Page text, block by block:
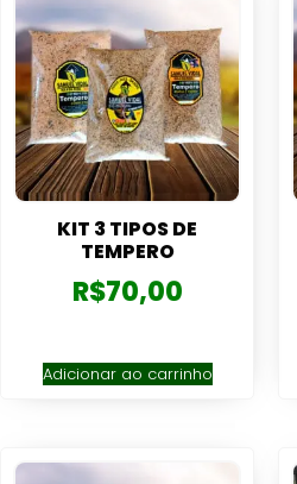
KIT 3 TIPOS DE
TEMPERO
R$70,00
Adicionar ao carrinho